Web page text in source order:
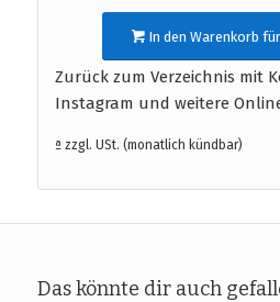
In den Warenkorb
Zurück zum Verzeichnis mit
Instagram und weitere
ª zzgl. USt. (monatlich kündbar)
Das könnte dir auch